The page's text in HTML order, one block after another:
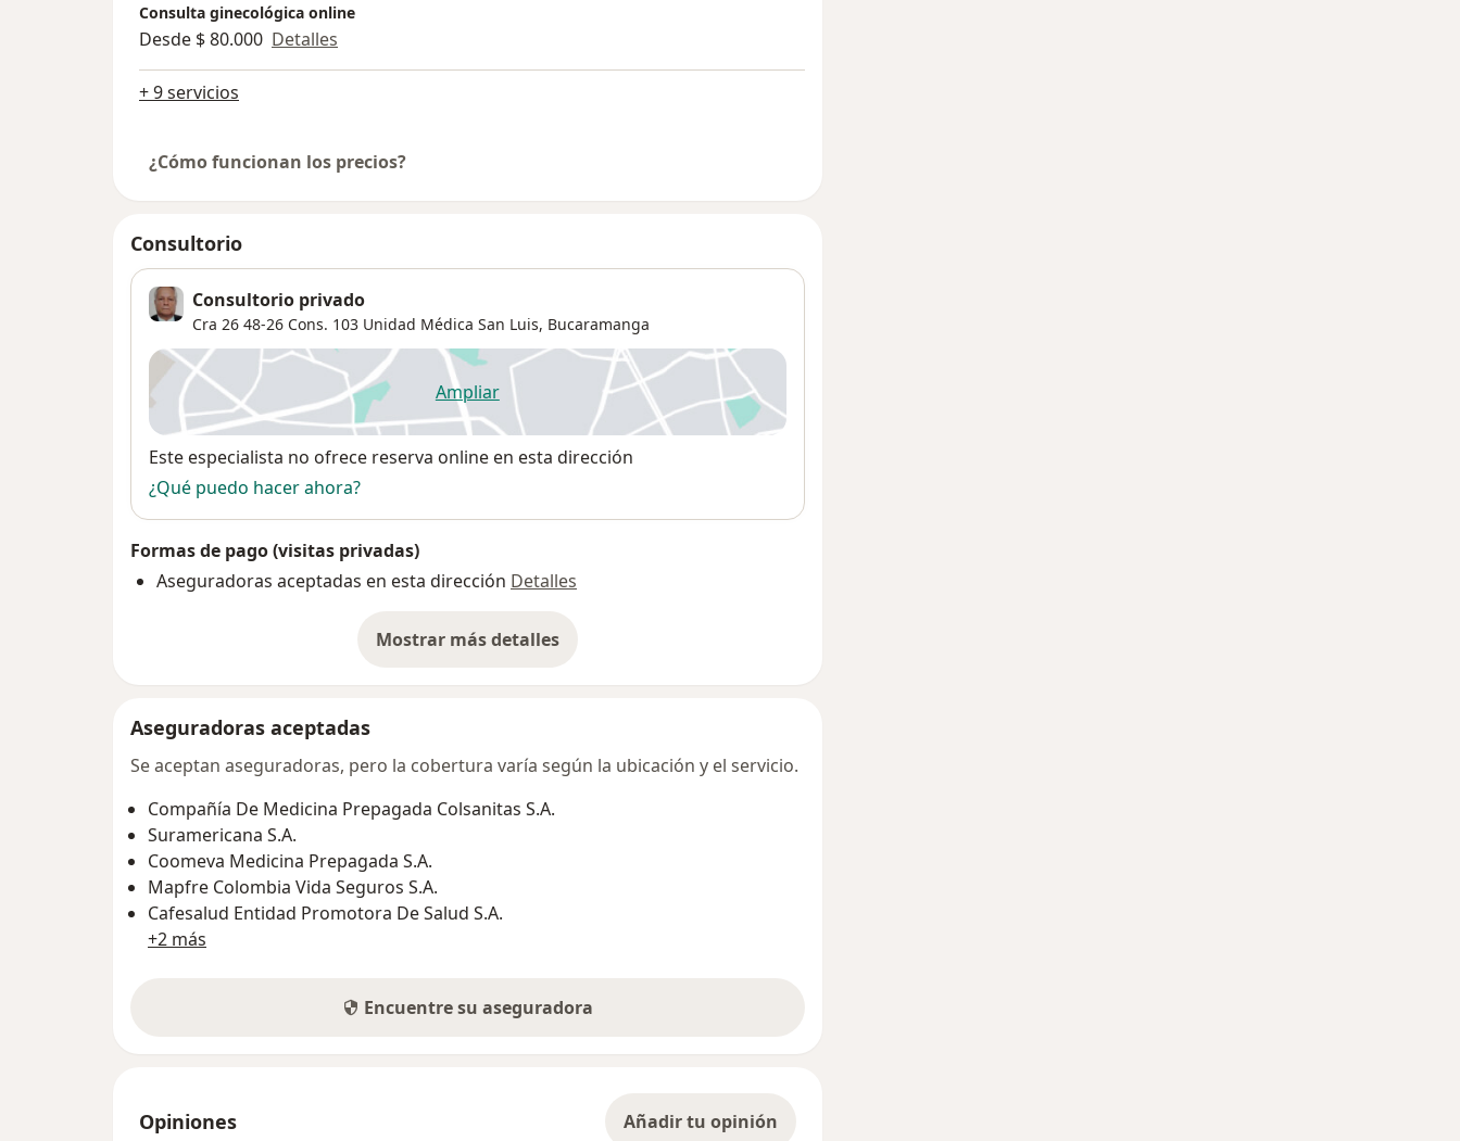
Consulta ginecológica online
Desde $ 80.000 Detalles
+ 9 servicios
¿Cómo funcionan los precios?
Consultorio
Consultorio privado
Cra 26 48-26 Cons. 103 Unidad Médica San Luis, Bucaramanga
Ampliarse abre en una nueva pestaña
Disponibilidad
Este especialista no ofrece reserva online en esta dirección
¿Qué puedo hacer ahora?
Formas de pago (visitas privadas)
Aseguradoras aceptadas en esta dirección Detalles
Mostrar más detalles
sobre la dirección
Aseguradoras aceptadas
Se aceptan aseguradoras, pero la cobertura varía según la ubicación y el servicio.
Compañía De Medicina Prepagada Colsanitas S.A.
Suramericana S.A.
Coomeva Medicina Prepagada S.A.
Mapfre Colombia Vida Seguros S.A.
Cafesalud Entidad Promotora De Salud S.A.
+2 más
Encuentre su aseguradora
Opiniones Añadir tu opinión